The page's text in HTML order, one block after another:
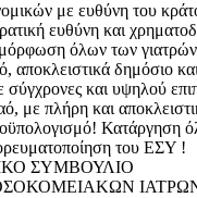
με ευθύνη του
ευθύνη και
όλων των
αποκλειστικά δημόσιο
σύγχρονες και υψηλού
με πλήρη και
Κατάργηση
του ΕΣΥ !
ΣΥΜΒΟΥΛΙΟ